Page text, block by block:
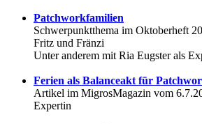
Patchworkfamilien
Schwerpunktthema im Oktoberheft
Fritz und Fränzi
Unter anderem mit Ria Eugster als
Ferien als Balanceakt für
Artikel im MigrosMagazin vom
Expertin